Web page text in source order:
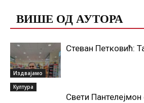
ВИШЕ ОД АУТОРА
Издвајамо
Стеван Петковић:
Култура
Свети